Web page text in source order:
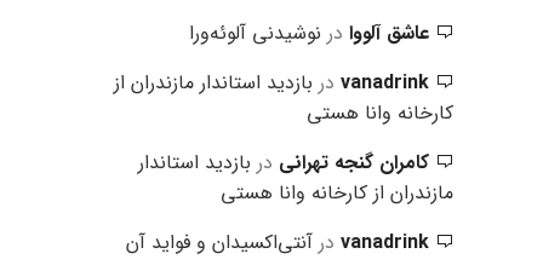
عاشق آلووا در نوشیدنی آلوئه‌ورا
vanadrink در بازدید استاندار مازندران از
کارخانه وانا هستی
کامران گنجه تهرانی در بازدید استاندار
مازندران از کارخانه وانا هستی
vanadrink در آنتی‌اکسیدان‌ و فواید آن